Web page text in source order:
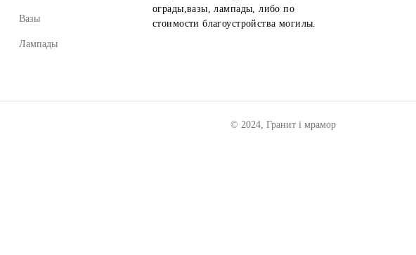
Вазы
Лампады
ограды,вазы, лампады, либо по
стоимости благоустройства могилы.
© 2024, Гранит i мрамор